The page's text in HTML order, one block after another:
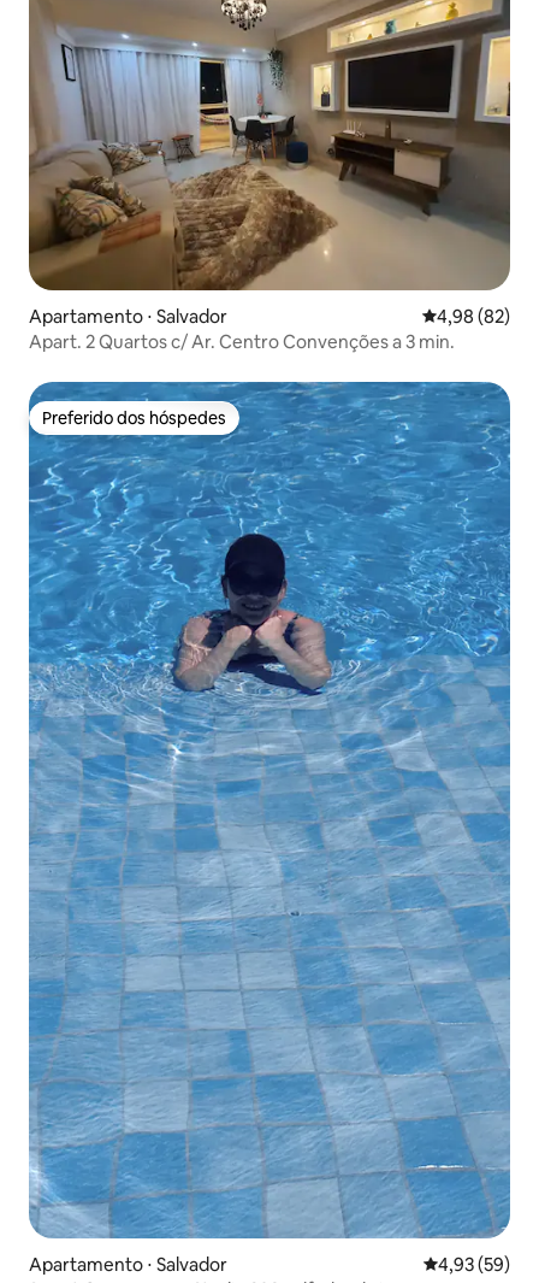
Apartamento ⋅ Salvador 4,98 de uma
4,98 (82)
Apart. 2 Quartos c/ Ar. Centro Convenções a 3 min.
Preferido dos hóspedes
Preferido dos hóspedes
Apartamento ⋅ Salvador 4,93 de uma
4,93 (59)